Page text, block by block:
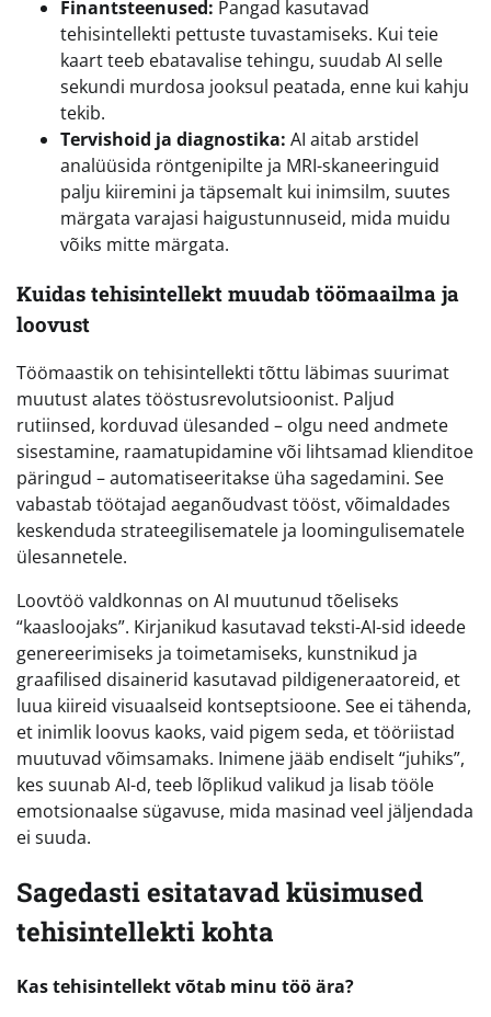
Finantsteenused: Pangad kasutavad
tehisintellekti pettuste tuvastamiseks. Kui teie
kaart teeb ebatavalise tehingu, suudab AI selle
sekundi murdosa jooksul peatada, enne kui kahju
tekib.
Tervishoid ja diagnostika: AI aitab arstidel
analüüsida röntgenipilte ja MRI-skaneeringuid
palju kiiremini ja täpsemalt kui inimsilm, suutes
märgata varajasi haigustunnuseid, mida muidu
võiks mitte märgata.
Kuidas tehisintellekt muudab töömaailma ja
loovust
Töömaastik on tehisintellekti tõttu läbimas suurimat
muutust alates tööstusrevolutsioonist. Paljud
rutiinsed, korduvad ülesanded – olgu need andmete
sisestamine, raamatupidamine või lihtsamad klienditoe
päringud – automatiseeritakse üha sagedamini. See
vabastab töötajad aeganõudvast tööst, võimaldades
keskenduda strateegilisematele ja loomingulisematele
ülesannetele.
Loovtöö valdkonnas on AI muutunud tõeliseks
“kaasloojaks”. Kirjanikud kasutavad teksti-AI-sid ideede
genereerimiseks ja toimetamiseks, kunstnikud ja
graafilised disainerid kasutavad pildigeneraatoreid, et
luua kiireid visuaalseid kontseptsioone. See ei tähenda,
et inimlik loovus kaoks, vaid pigem seda, et tööriistad
muutuvad võimsamaks. Inimene jääb endiselt “juhiks”,
kes suunab AI-d, teeb lõplikud valikud ja lisab tööle
emotsionaalse sügavuse, mida masinad veel jäljendada
ei suuda.
Sagedasti esitatavad küsimused
tehisintellekti kohta
Kas tehisintellekt võtab minu töö ära?